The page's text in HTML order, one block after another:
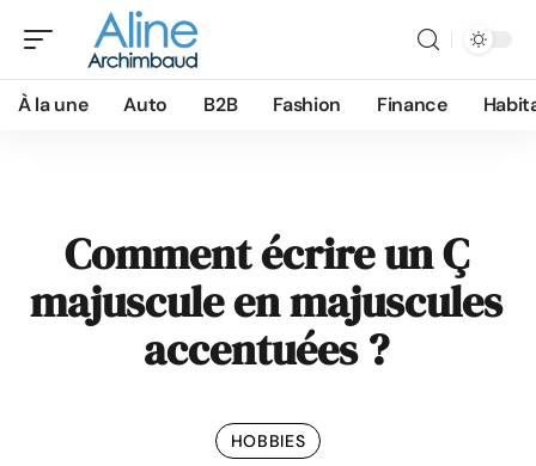
À la une Auto B2B Fashion Finance
Comment écrire un Ç
majuscule en majuscules
accentuées ?
HOBBIES